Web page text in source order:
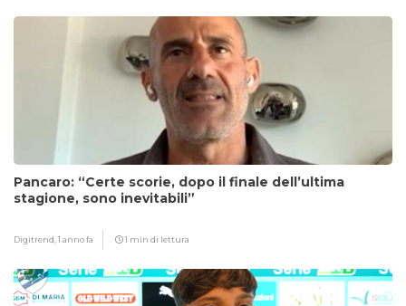
Pancaro: “Certe scorie, dopo il finale dell’ultima
stagione, sono inevitabili”
Digitrend,1 anno fa 1 min di lettura